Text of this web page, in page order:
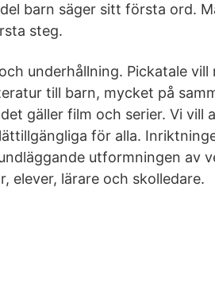
barn säger sitt första ord.
steg.
underhållning. Pickatale
till barn, mycket på
gäller film och serier. Vi vill
för alla.
utformningen av
elever, lärare och skolledare.